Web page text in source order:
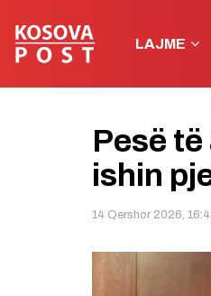
LAJME
Pesë
ishin
14 Qershor 2026,